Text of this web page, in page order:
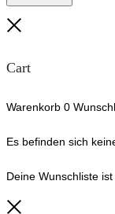
Cart
Warenkorb 0
Es befinden sich
Deine Wunschliste ist